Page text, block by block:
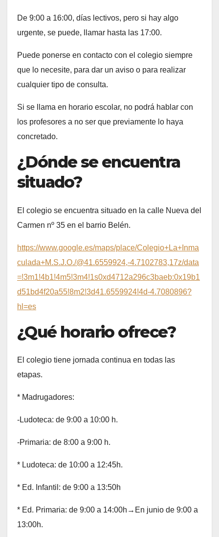
De 9:00 a 16:00, días lectivos, pero si hay algo
urgente, se puede, llamar hasta las 17:00.
Puede ponerse en contacto con el colegio siempre
que lo necesite, para dar un aviso o para realizar
cualquier tipo de consulta.
Si se llama en horario escolar, no podrá hablar con
los profesores a no ser que previamente lo haya
concretado.
¿Dónde se encuentra
situado?
El colegio se encuentra situado en la calle Nueva del
Carmen nº 35 en el barrio Belén.
https://www.google.es/maps/place/Colegio+La+Inma
culada+M.S.J.O./@41.6559924,-4.7102783,17z/data
=!3m1!4b1!4m5!3m4!1s0xd4712a296c3baeb:0x19b1
d51bd4f20a55!8m2!3d41.6559924!4d-4.7080896?
hl=es
¿Qué horario ofrece?
El colegio tiene jornada continua en todas las
etapas.
* Madrugadores:
-Ludoteca: de 9:00 a 10:00 h.
-Primaria: de 8:00 a 9:00 h.
* Ludoteca: de 10:00 a 12:45h.
* Ed. Infantil: de 9:00 a 13:50h
* Ed. Primaria: de 9:00 a 14:00h→En junio de 9:00 a
13:00h.